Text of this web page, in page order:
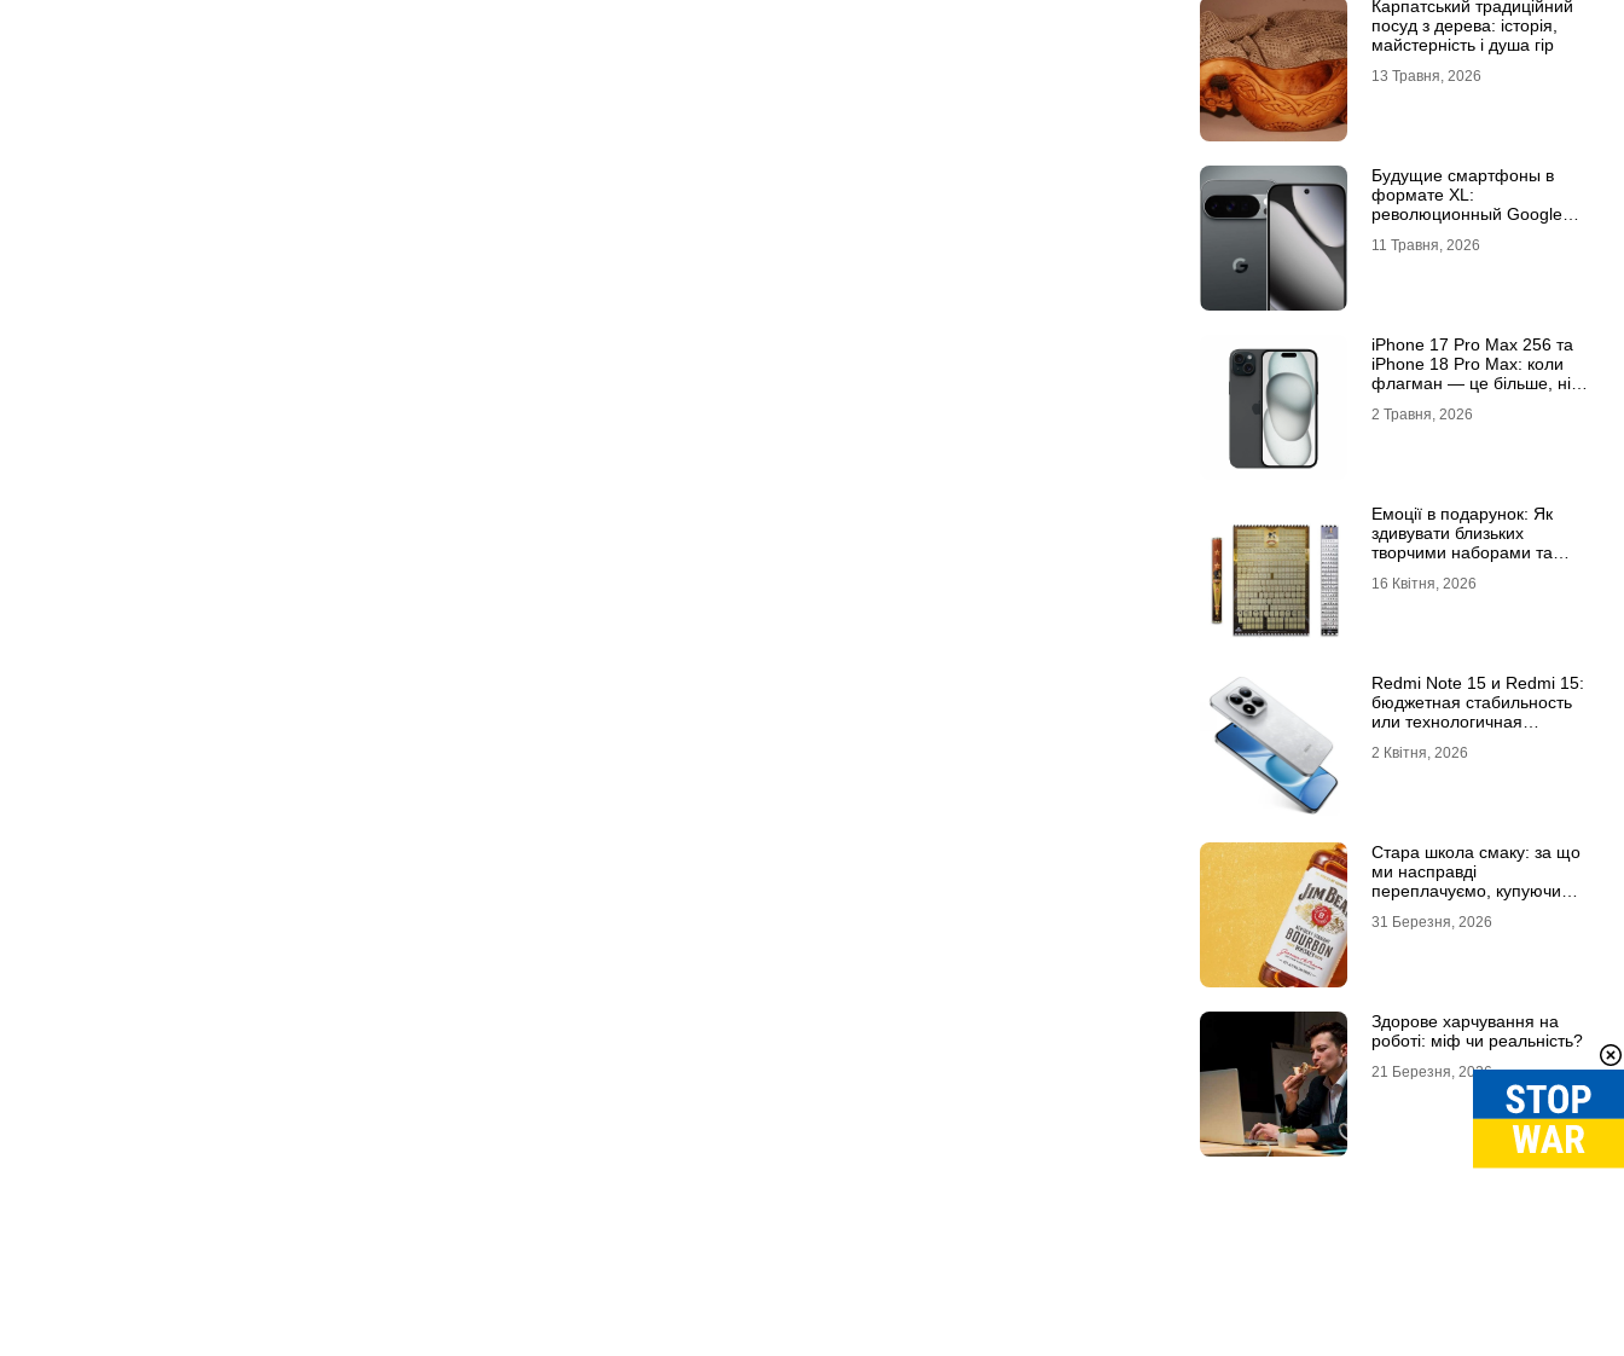
Карпатський традиційний
посуд з дерева: історія,
майстерність і душа гір
13 Травня, 2026
Будущие смартфоны в
формате XL:
революционный Google
11 Травня, 2026
iРhone 17 Рro Мax 256 та
iРhone 18 Рro Мax: коли
флагман — це більше, ніж
2 Травня, 2026
Емоції в подарунок: Як
здивувати близьких
творчими наборами та
16 Квітня, 2026
Redmi Note 15 и Redmi 15:
бюджетная стабильность
или технологичная
2 Квітня, 2026
Стара школа смаку: за що
ми насправді
переплачуємо, купуючи
31 Березня, 2026
Здорове харчування на
роботі: міф чи реальність?
21 Березня, 2026